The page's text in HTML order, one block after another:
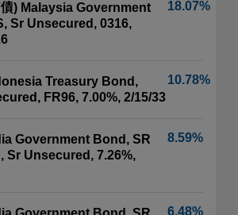
) Malaysia Government
Sr Unsecured, 0316,
18.07%
Treasury Bond,
FR96, 7.00%, 2/15/33
10.78%
Government Bond, SR
Sr Unsecured, 7.26%,
8.59%
6.48%